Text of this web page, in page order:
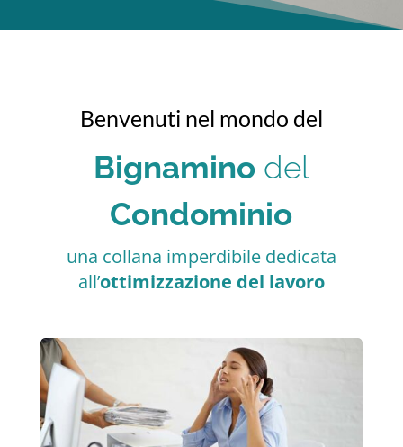
Benvenuti nel mondo del
Bignaminodel
Condominio
una collana imperdibile dedicata
all’ottimizzazione del lavoro